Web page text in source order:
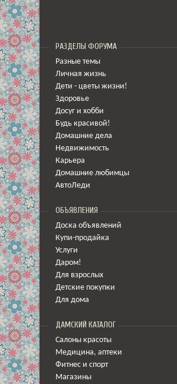
РАЗДЕЛЫ ФОРУМА
Разные темы
Личная жизнь
Дети - цветы жизни!
Здоровье
Досуг и хобби
Будь красивой!
Домашние дела
Недвижимость
Карьера
Домашние любимцы
АвтоЛеди
ОБЪЯВЛЕНИЯ
Доска объявлений
Купи-продайка
Услуги
Даром!
Для взрослых
Детские покупки
Для дома
ДАМСКИЙ КАТАЛОГ
Салоны красоты
Медицина, аптеки
Фитнес и спорт
Магазины